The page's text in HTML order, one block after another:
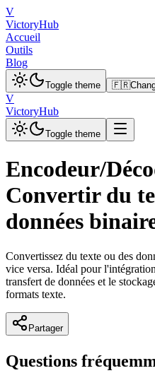
V
VictoryHub
Accueil
Outils
Blog
Toggle theme 🇫🇷
V
VictoryHub
Toggle theme
Encodeur/
Convertir du
données
Convertissez du texte ou des
vice versa. Idéal pour
transfert de données et le
formats texte.
Partager
Questions